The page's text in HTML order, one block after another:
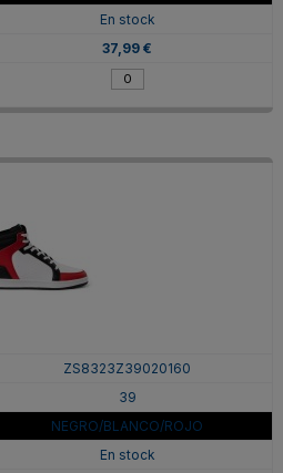
En stock
37,99 €
ZS8323Z39020160
39
NEGRO/BLANCO/ROJO
En stock